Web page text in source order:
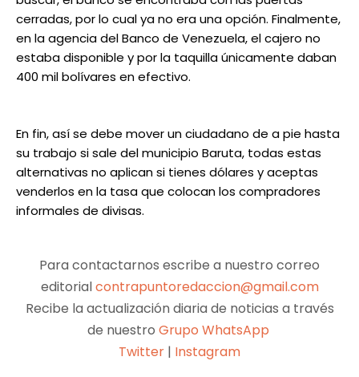
cerradas, por lo cual ya no era una opción. Finalmente,
en la agencia del Banco de Venezuela, el cajero no
estaba disponible y por la taquilla únicamente daban
400 mil bolívares en efectivo.
En fin, así se debe mover un ciudadano de a pie hasta
su trabajo si sale del municipio Baruta, todas estas
alternativas no aplican si tienes dólares y aceptas
venderlos en la tasa que colocan los compradores
informales de divisas.
Para contactarnos escribe a nuestro correo
editorialcontrapuntoredaccion@gmail.com
Recibe la actualización diaria de noticias a través
de nuestro Grupo WhatsApp
Twitter | Instagram